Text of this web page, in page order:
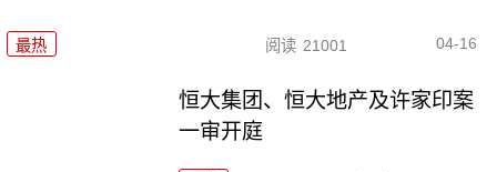
最热 阅读 21001 04-16
恒大集团、恒大地产及许家印案
一审开庭